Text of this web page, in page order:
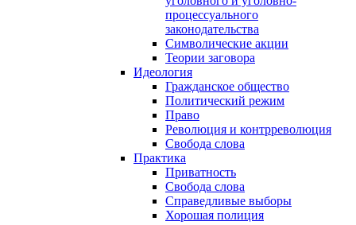
процессуального
законодательства
Символические акции
Теории заговора
Идеология
Гражданское общество
Политический режим
Право
Революция и контрреволюция
Свобода слова
Практика
Приватность
Свобода слова
Справедливые выборы
Хорошая полиция